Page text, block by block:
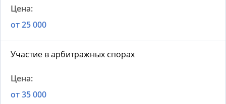
от 25 000
Участие в арбитражных спорах
от 35 000